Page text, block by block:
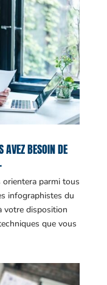
AVEZ BESOIN DE
parmi tous
infographistes du
votre disposition
que vous